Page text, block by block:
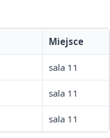
Miejsce
sala 11
sala 11
sala 11